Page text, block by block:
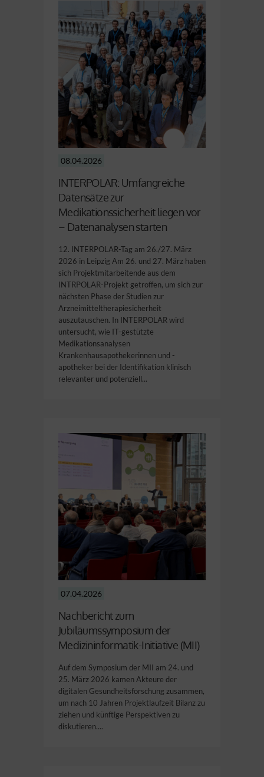
08.04.2026
INTERPOLAR: Umfangreiche
Datensätze zur
Medikationssicherheit liegen vor
– Datenanalysen starten
12. INTERPOLAR-Tag am 26./27. März
2026 in Leipzig Am 26. und 27. März haben
sich Projektmitarbeitende aus dem
INTRPOLAR-Projekt getroffen, um sich zur
nächsten Phase der Studien zur
Arzneimitteltherapiesicherheit
auszutauschen. In INTERPOLAR wird
untersucht, wie IT-gestützte
Medikationsanalysen
Krankenhausapothekerinnen und -
apotheker bei der Identifikation klinisch
relevanter und potenziell...
07.04.2026
Nachbericht zum
Jubiläumssymposium der
Medizininformatik-Initiative (MII)
Auf dem Symposium der MII am 24. und
25. März 2026 kamen Akteure der
digitalen Gesundheitsforschung zusammen,
um nach 10 Jahren Projektlaufzeit Bilanz zu
ziehen und künftige Perspektiven zu
diskutieren....